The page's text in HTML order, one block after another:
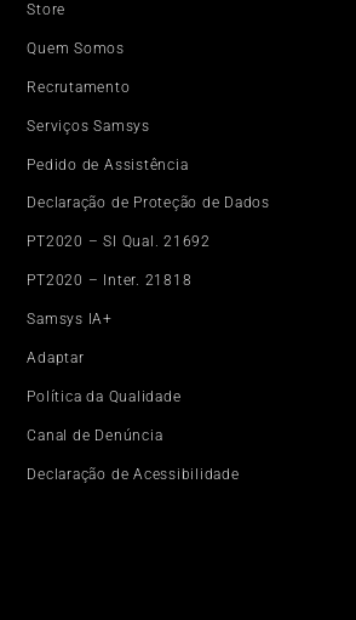
Store
Quem Somos
Recrutamento
Serviços Samsys
Pedido de Assistência
Declaração de Proteção de Dados
PT2020 – SI Qual. 21692
PT2020 – Inter. 21818
Samsys IA+
Adaptar
Política da Qualidade
Canal de Denúncia
Declaração de Acessibilidade